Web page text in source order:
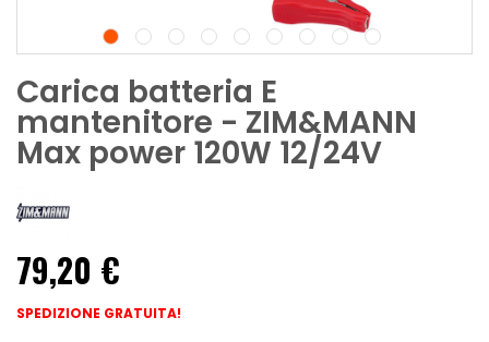
Carica batteria E
mantenitore - ZIM&MANN
Max power 120W 12/24V
79,20 €
SPEDIZIONE GRATUITA!